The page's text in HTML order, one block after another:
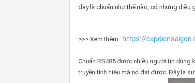
đây là chuẩn như thế nào, có những điều
>>> Xem thêm : https://
Chuẩn RS485 được nhiều người tin
truyền tính hiệu mà nó đạt được. Đây là